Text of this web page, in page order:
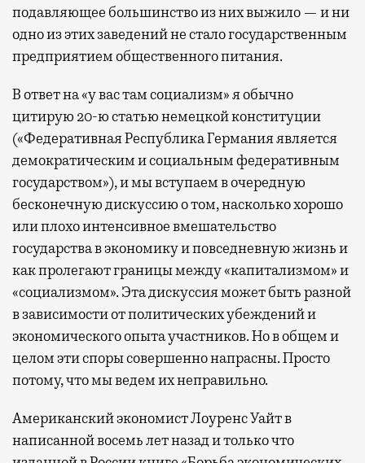
подавляющее большинство из них выжило — и ни
одно из этих заведений не стало государственным
предприятием общественного питания.
В ответ на «у вас там социализм» я обычно
цитирую 20-ю статью немецкой конституции
(«Федеративная Республика Германия является
демократическим и социальным федеративным
государством»), и мы вступаем в очередную
бесконечную дискуссию о том, насколько хорошо
или плохо интенсивное вмешательство
государства в экономику и повседневную жизнь и
как пролегают границы между «капитализмом» и
«социализмом». Эта дискуссия может быть разной
в зависимости от политических убеждений и
экономического опыта участников. Но в общем и
целом эти споры совершенно напрасны. Просто
потому, что мы ведем их неправильно.
Американский экономист Лоуренс Уайт в
написанной восемь лет назад и только что